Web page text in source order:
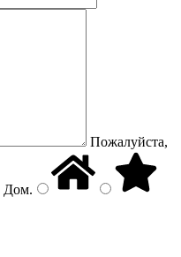
Пожалуйста,
Дом.